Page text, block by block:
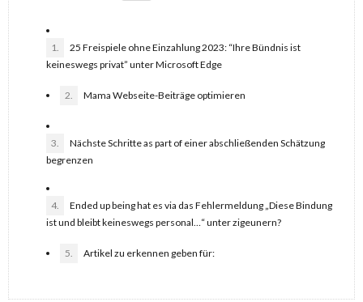
1.
25 Freispiele ohne Einzahlung 2023: “Ihre Bündnis ist
keineswegs privat” unter Microsoft Edge
2. Mama Webseite-Beiträge optimieren
3.
Nächste Schritte as part of einer abschließenden Schätzung
begrenzen
4.
Ended up being hat es via das Fehlermeldung „Diese Bindung
ist und bleibt keineswegs personal…“ unter zigeunern?
5. Artikel zu erkennen geben für: